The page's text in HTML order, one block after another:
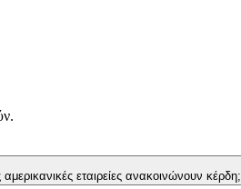
αμερικανικές εταιρείες ανακοινώνουν κέρδη;